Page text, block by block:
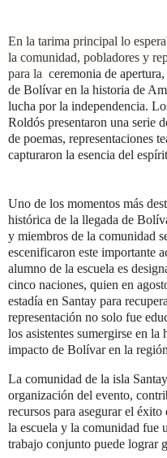
En la tarima principal lo
la comunidad, pobladores y
para la ceremonia de
de Bolívar en la historia de
lucha por la independencia.
Roldós presentaron una serie
de poemas, representaciones
capturaron la esencia del
Uno de los momentos más
histórica de la llegada de
y miembros de la comunidad
escenificaron este importante
alumno de la escuela es
cinco naciones, quien en
estadía en Santay para
representación no solo fue
los asistentes sumergirse en
impacto de Bolívar en la
La comunidad de la isla
organización del evento,
recursos para asegurar el
la escuela y la comunidad fue
trabajo conjunto puede lograr